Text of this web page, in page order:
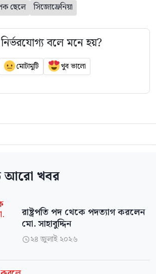
ছেলে সিজোফ্রেনিয়া
বলে মনে হয়?
মোটামুটি খুব ভালো
আরো খবর
রাষ্ট্রপতি পদ থেকে পদত্যাগ করলেন
মো. সাহাবুদ্দিন
২৪ জুলাই ২০২৬